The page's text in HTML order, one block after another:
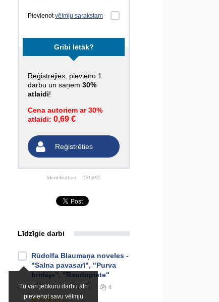
Pievienotvēlmju sarakstam
Gribi lētāk?
Reģistrējies , pievieno 1
darbu un saņem 30%
atlaidi!
Cena autoriem ar 30%
atlaidi: 0,69 €
Reģistrēties
Identifikators: 739395
Līdzīgie darbi
Tu vari jebkuru darbu ātri
pievienot savu vēlmju
Rūdolfa Blaumaņa noveles -
"Salna pavasarī", "Purva
bridējs", "Raudupiete"
Konspekts vidusskolai 4